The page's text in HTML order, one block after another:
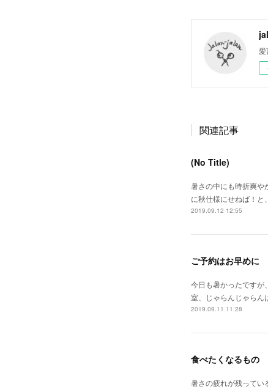
愛
関連記事
(No Title)
暑さの中にも時折爽や
に秋仕様にせねば！と
2019.09.12 12:55
ご予約はお早めに
今日も暑かったですが
室、じゃらんじゃら
2019.09.11 11:28
食べたくなるもの
暑さの疲れが残ってい